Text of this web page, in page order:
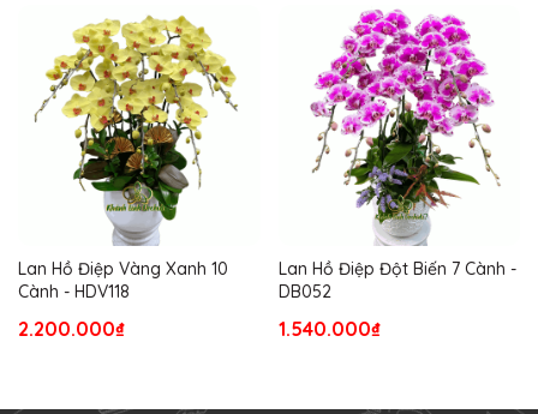
Lan Hồ Điệp Vàng Xanh 10
Cành - HDV118
2.200.000₫
Lan Hồ Điệp Đột Biến 7 Cành -
DB052
1.540.000₫